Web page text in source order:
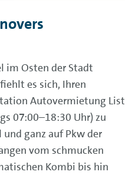
im Osten der Stadt
es sich, Ihren
Autovermietung List
07:00–18:30 Uhr) zu
ganz auf Pkw der
vom schmucken
Kombi bis hin